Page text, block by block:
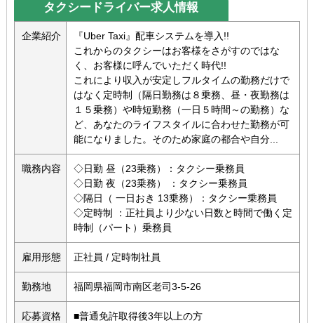
タクシードライバー求人情報
企業紹介
『Uber Taxi』配車システムを導入!!
これからのタクシーはお客様をさがすのではな
く、お客様に呼んでいただく時代!!
これにより収入が安定しフルタイムの勤務だけで
はなく定時制（隔日勤務は８乗務、昼・夜勤務は
１５乗務）や時短勤務（一日５時間～の勤務）な
ど、あなたのライフスタイルに合わせた勤務が可
能になりました。そのため家庭の都合や自分...
職務内容
◇日勤 昼（23乗務）：タクシー乗務員
◇日勤 夜（23乗務） ：タクシー乗務員
◇隔日（ 一日おき 13乗務）：タクシー乗務員
◇定時制 ：正社員より少ない日数と時間で働く定
時制（パート）乗務員
雇用形態 正社員 / 定時制社員
勤務地 福岡県福岡市南区老司3-5-26
応募資格
■普通免許取得後3年以上の方